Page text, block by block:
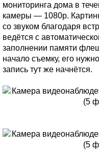
мониторинга дома в
камеры — 1080p.
со звуком благодаря
ведётся с
заполнении памяти
начало съемку, его
запись тут же начнётся.